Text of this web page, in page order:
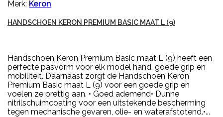
Merk: Keron
HANDSCHOEN KERON PREMIUM BASIC MAAT L (9)
Handschoen Keron Premium Basic maat L (9) heeft een
perfecte pasvorm voor elk model hand, goede grip en
mobiliteit. Daarnaast zorgt de Handschoen Keron
Premium Basic maat L (9) voor een goede grip en
voelen ze prettig aan. • Goed ademend• Dunne
nitrilschuimcoating voor een uitstekende bescherming
tegen mechanische gevaren, olie- en waterafstotend.•...